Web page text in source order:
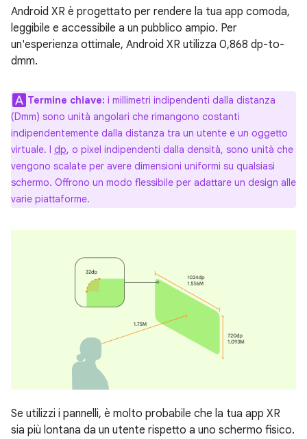
Android XR è progettato per rendere la tua app comoda,
leggibile e accessibile a un pubblico ampio. Per
un'esperienza ottimale, Android XR utilizza 0,868 dp-to-
dmm.
Termine chiave: i millimetri indipendenti dalla distanza
(Dmm) sono unità angolari che rimangono costanti
indipendentemente dalla distanza tra un utente e un oggetto
virtuale. I dp, o pixel indipendenti dalla densità, sono unità che
vengono scalate per avere dimensioni uniformi su qualsiasi
schermo. Offrono un modo flessibile per adattare un design alle
varie piattaforme.
Se utilizzi i pannelli, è molto probabile che la tua app XR
sia più lontana da un utente rispetto a uno schermo fisico.